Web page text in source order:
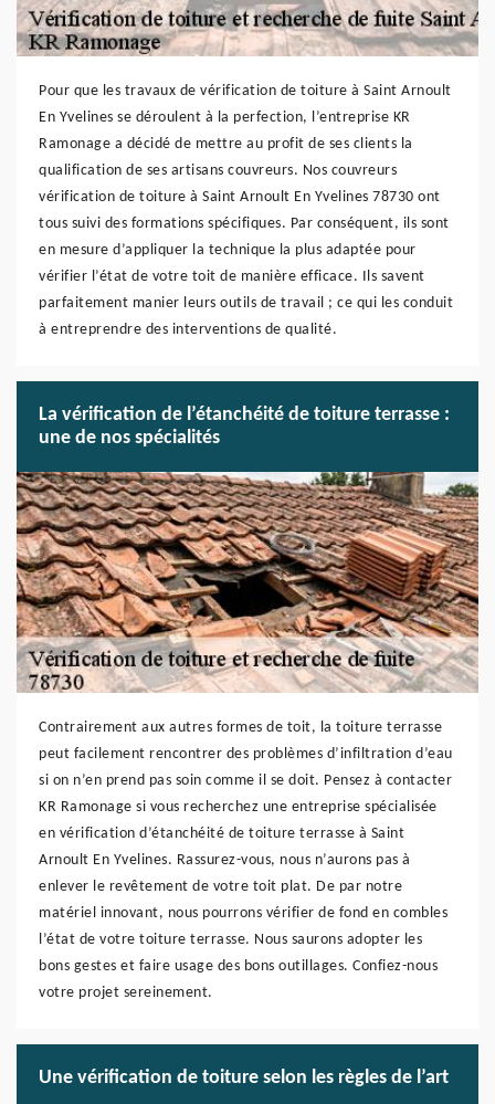
Pour que les travaux de vérification de toiture à Saint Arnoult
En Yvelines se déroulent à la perfection, l’entreprise KR
Ramonage a décidé de mettre au profit de ses clients la
qualification de ses artisans couvreurs. Nos couvreurs
vérification de toiture à Saint Arnoult En Yvelines 78730 ont
tous suivi des formations spécifiques. Par conséquent, ils sont
en mesure d’appliquer la technique la plus adaptée pour
vérifier l’état de votre toit de manière efficace. Ils savent
parfaitement manier leurs outils de travail ; ce qui les conduit
à entreprendre des interventions de qualité.
La vérification de l’étanchéité de toiture terrasse :
une de nos spécialités
Contrairement aux autres formes de toit, la toiture terrasse
peut facilement rencontrer des problèmes d’infiltration d’eau
si on n’en prend pas soin comme il se doit. Pensez à contacter
KR Ramonage si vous recherchez une entreprise spécialisée
en vérification d’étanchéité de toiture terrasse à Saint
Arnoult En Yvelines. Rassurez-vous, nous n’aurons pas à
enlever le revêtement de votre toit plat. De par notre
matériel innovant, nous pourrons vérifier de fond en combles
l’état de votre toiture terrasse. Nous saurons adopter les
bons gestes et faire usage des bons outillages. Confiez-nous
votre projet sereinement.
Une vérification de toiture selon les règles de l’art